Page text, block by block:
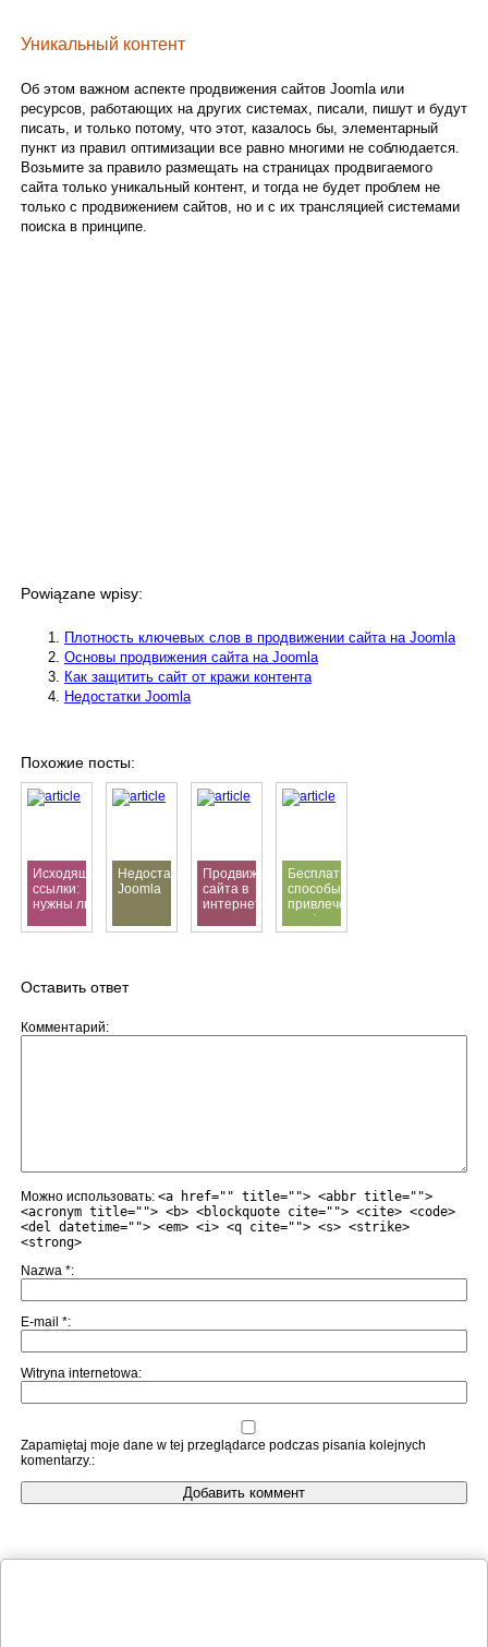
Уникальный контент
Об этом важном аспекте продвижения сайтов Joomla или
ресурсов, работающих на других системах, писали, пишут и будут
писать, и только потому, что этот, казалось бы, элементарный
пункт из правил оптимизации все равно многими не соблюдается.
Возьмите за правило размещать на страницах продвигаемого
сайта только уникальный контент, и тогда не будет проблем не
только с продвижением сайтов, но и с их трансляцией системами
поиска в принципе.
Powiązane wpisy:
Плотность ключевых слов в продвижении сайта на Joomla
Основы продвижения сайта на Joomla
Как защитить сайт от кражи контента
Недостатки Joomla
Похожие посты:
Исходящие
ссылки:
нужны ли
их ставить
Недостатки
Joomla
Продвижение
сайта в
интернете
Бесплатные
способы
привлечения
трафика
Оставить ответ
Комментарий
Можно использовать: <a href="" title=""> <abbr title="">
<acronym title=""> <b> <blockquote cite=""> <cite> <code>
<del datetime=""> <em> <i> <q cite=""> <s> <strike>
<strong>
Nazwa *
E-mail *
Witryna internetowa
Zapamiętaj moje dane w tej przeglądarce podczas pisania kolejnych
komentarzy.